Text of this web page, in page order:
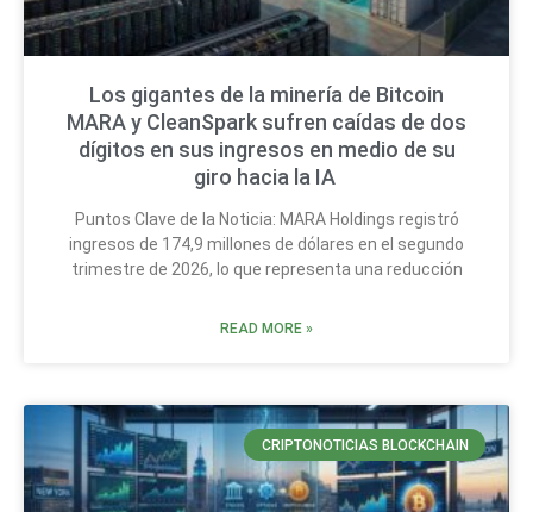
Los gigantes de la minería de Bitcoin
MARA y CleanSpark sufren caídas de dos
dígitos en sus ingresos en medio de su
giro hacia la IA
Puntos Clave de la Noticia: MARA Holdings registró
ingresos de 174,9 millones de dólares en el segundo
trimestre de 2026, lo que representa una reducción
READ MORE »
CRIPTONOTICIAS BLOCKCHAIN